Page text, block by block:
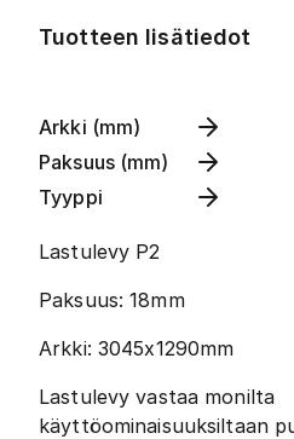
Tuotteen lisätiedot
Arkki (mm)
Paksuus (mm)
Tyyppi
Lastulevy P2
Paksuus: 18mm
Arkki: 3045x1290mm
Lastulevy vastaa monilta
käyttöominaisuuksiltaan